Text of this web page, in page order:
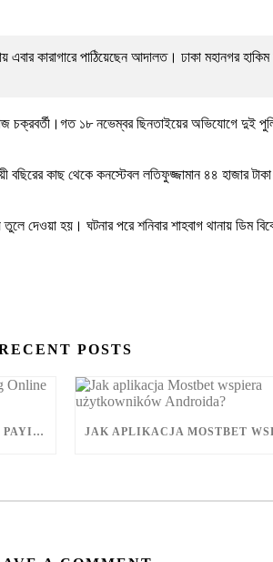
কারাগারে পাঠিয়েছেন আদালত। ঢাকা মহানগর
চক্রবর্তী।গত ১৮ নভেম্বর ছিনতাইয়ের অভিযোগে দুই
কাছ থেকে কনস্টেবল লতিফুজ্জামান ৪৪ হাজার
দেওয়া হয়। ঘটনার পরে শনিবার শাহবাগ থানায় ডিম
POSTS
EVENT PROMOTIONS AT HIGHEST PAYING ONLINE CASINOS WITH BEST RTP